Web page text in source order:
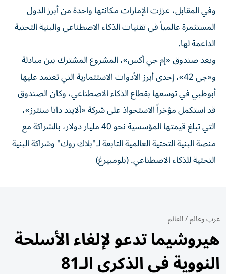
وفي المقابل، عززت الإمارات مكانتها واحدة من أبرز الدول
المستثمرة عالمياً في تقنيات الذكاء الاصطناعي والبنية التحتية
الداعمة لها.
ويعد صندوق «إم جي أكس»، المشروع المشترك بين مبادلة
و«جي 42»، إحدى أبرز الأدوات الاستثمارية التي تعتمد عليها
أبوظبي في توسعها بقطاع الذكاء الاصطناعي، وكان الصندوق
قد استكمل مؤخراً الاستحواذ على شركة «ألايند داتا سنترز»،
التي تبلغ قيمتها المؤسسية نحو 40 مليار دولار، بالشراكة مع
منصة البنية التحتية العالمية التابعة لـ"بلاك روك" وشراكة البنية
التحتية للذكاء الاصطناعي. (بلومبيرغ)
عرب وعالم/العالم
هيروشيما تدعو لإلغاء الأسلحة
النووية في الذكرى الـ81